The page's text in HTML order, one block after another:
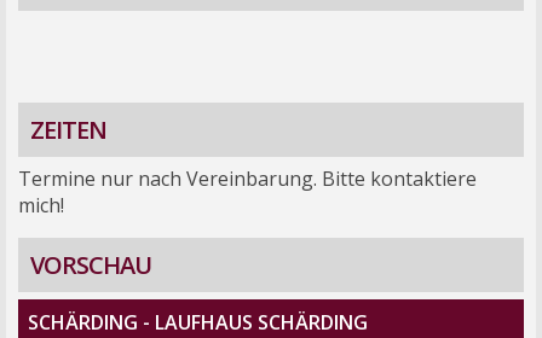
ZEITEN
Termine nur nach Vereinbarung. Bitte kontaktiere
mich!
VORSCHAU
SCHÄRDING - LAUFHAUS SCHÄRDING